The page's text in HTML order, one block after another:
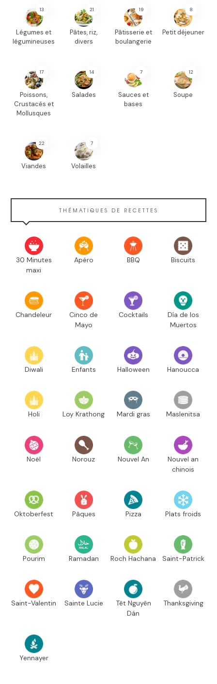
13
Légumes et
légumineuses
21
Pâtes, riz,
divers
19
Pâtisserie et
boulangerie
8
Petit déjeuner
17
Poissons,
Crustacés et
Mollusques
14
Salades
7
Sauces et
bases
12
Soupe
22
Viandes
7
Volailles
THÉMATIQUES DE RECETTES
30 Minutes
maxi
Apéro BBQ Biscuits
Chandeleur
Cinco de
Mayo
Cocktails
Día de los
Muertos
Diwali Enfants Halloween Hanoucca
Holi Loy Krathong Mardi gras Maslenitsa
Noël Norouz Nouvel An
Nouvel an
chinois
Oktoberfest Pâques Pizza Plats froids
Pourim Ramadan Roch Hachana Saint-Patrick
Saint-Valentin Sainte Lucie
Têt Nguyên
Dán
Thanksgiving
Yennayer